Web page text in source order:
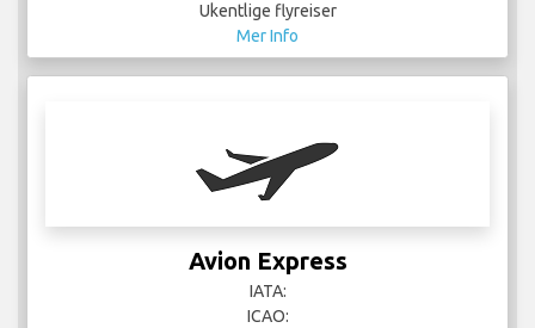
Ukentlige flyreiser
Mer Info
Avion Express
IATA:
ICAO: